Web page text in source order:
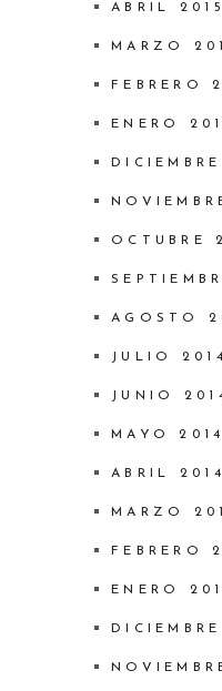
ABRIL 2015
MARZO
FEBRERO
ENERO
OCTUBRE
AGOSTO
JULIO 2014
JUNIO
MAYO 2014
ABRIL 2014
MARZO
FEBRERO
ENERO